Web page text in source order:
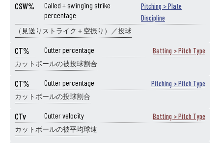
CSW%
Called + swinging strike
percentage
Pitching > Plate
Discipline
（見送りストライク＋空振り）／投球
CT% Cutter percentage Batting > Pitch Type
カットボールの被投球割合
CT% Cutter percentage Pitching > Pitch Type
カットボールの投球割合
CTv Cutter velocity Batting > Pitch Type
カットボールの被平均球速